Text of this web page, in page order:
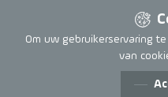
Om uw gebruikerservaring
van
21